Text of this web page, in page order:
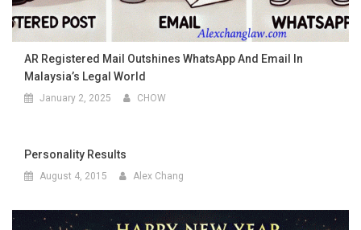
AR Registered Mail Outshines WhatsApp And Email In
Malaysia’s Legal World
January 2, 2025 CHOW
Personality Results
August 4, 2015 Alex Chang